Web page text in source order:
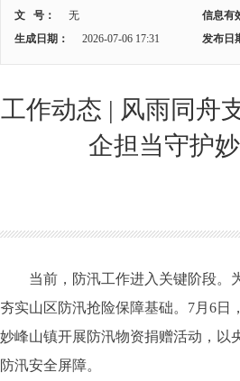
文 号：
无 信息有
生成日期：
2026-07-06 17:31 发布日
工作动态 | 风雨同舟
企担当守护
当前，防汛工作进入关键阶段。为
夯实山区防汛抢险保障基础。7月6日
妙峰山镇开展防汛物资捐赠活动，以
防汛安全屏障。